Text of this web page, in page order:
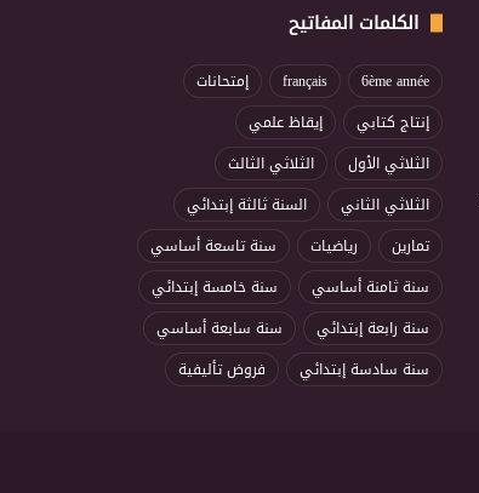
الكلمات المفاتيح
6ème année
français
إمتحانات
إنتاج كتابي
إيقاظ علمي
الثلاثي الأول
الثلاثي الثالث
الثلاثي الثاني
السنة ثالثة إبتدائي
تمارين
رياضيات
سنة تاسعة أساسي
سنة ثامنة أساسي
سنة خامسة إبتدائي
سنة رابعة إبتدائي
سنة سابعة أساسي
سنة سادسة إبتدائي
فروض تأليفية